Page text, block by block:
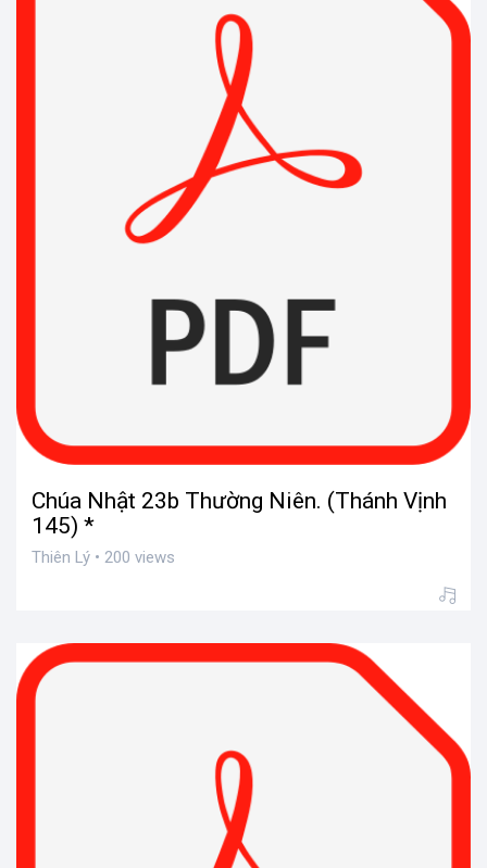
Chúa Nhật 23b Thường Niên. (Thánh Vịnh
145) *
Thiên Lý • 200 views